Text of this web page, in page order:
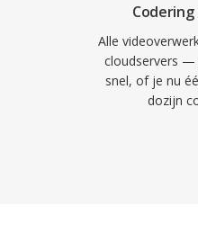
met cue-punten,
en
transformeerde
in één
en
Alle
cloudservers
snel, of je nu
dozijn